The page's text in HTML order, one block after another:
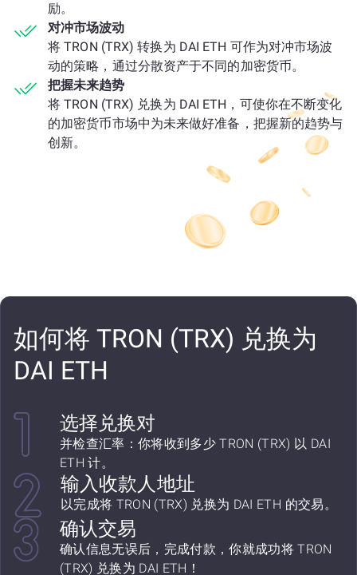
励。
对冲市场波动
将 TRON (TRX) 转换为 DAI ETH 可作为对冲市场波
动的策略，通过分散资产于不同的加密货币。
把握未来趋势
将 TRON (TRX) 兑换为 DAI ETH，可使你在不断变化
的加密货币市场中为未来做好准备，把握新的趋势与
创新。
如何将 TRON (TRX) 兑换为
DAI ETH
选择兑换对
并检查汇率：你将收到多少 TRON (TRX) 以 DAI
ETH 计。
输入收款人地址
以完成将 TRON (TRX) 兑换为 DAI ETH 的交易。
确认交易
确认信息无误后，完成付款，你就成功将 TRON
(TRX) 兑换为 DAI ETH！